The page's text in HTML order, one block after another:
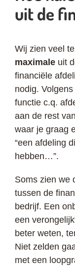
uit de
Wij zien veel
maximale uit
financiële
nodig.
functie c.q.
aan de rest
waar je graag
“een afdeling
hebben…”.
Soms zien we
tussen de
bedrijf. Een
een
beter weten,
Niet zelden
met een